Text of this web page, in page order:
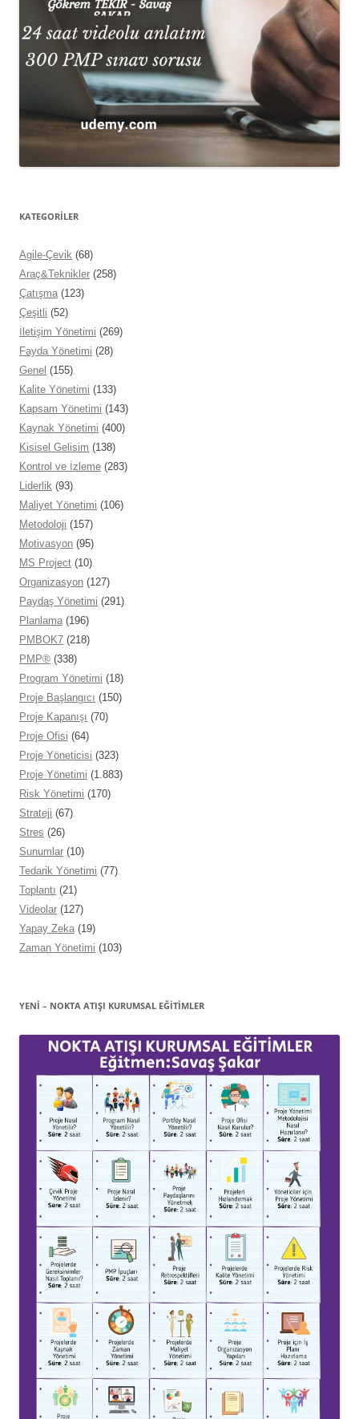
KATEGORİLER
Agile-Çevik (68)
Araç&Teknikler (258)
Çatışma (123)
Çeşitli (52)
İletişim Yönetimi (269)
Fayda Yönetimi (28)
Genel (155)
Kalite Yönetimi (133)
Kapsam Yönetimi (143)
Kaynak Yönetimi (400)
Kisisel Gelisim (138)
Kontrol ve İzleme (283)
Liderlik (93)
Maliyet Yönetimi (106)
Metodoloji (157)
Motivasyon (95)
MS Project (10)
Organizasyon (127)
Paydaş Yönetimi (291)
Planlama (196)
PMBOK7 (218)
PMP® (338)
Program Yönetimi (18)
Proje Başlangıcı (150)
Proje Kapanışı (70)
Proje Ofisi (64)
Proje Yöneticisi (323)
Proje Yönetimi (1.883)
Risk Yönetimi (170)
Strateji (67)
Stres (26)
Sunumlar (10)
Tedarik Yönetimi (77)
Toplantı (21)
Videolar (127)
Yapay Zeka (19)
Zaman Yönetimi (103)
YENİ – NOKTA ATIŞI KURUMSAL EĞITIMLER